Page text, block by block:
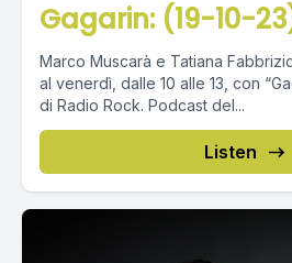
Gagarin: (19-10-
Marco Muscarà e Tatiana
al venerdì, dalle 10 alle 13, con
di Radio Rock. Podcast del...
Listen